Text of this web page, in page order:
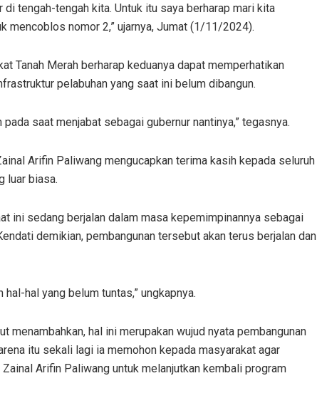
di tengah-tengah kita. Untuk itu saya berharap mari kita
mencoblos nomor 2,” ujarnya, Jumat (1/11/2024).
Tanah Merah berharap keduanya dapat memperhatikan
pelabuhan yang saat ini belum dibangun.
saat menjabat sebagai gubernur nantinya,” tegasnya.
Arifin Paliwang mengucapkan terima kasih kepada seluruh
luar biasa.
ini sedang berjalan dalam masa kepemimpinannya sebagai
demikian, pembangunan tersebut akan terus berjalan dan
hal yang belum tuntas,” ungkapnya.
menambahkan, hal ini merupakan wujud nyata pembangunan
itu sekali lagi ia memohon kepada masyarakat agar
Arifin Paliwang untuk melanjutkan kembali program